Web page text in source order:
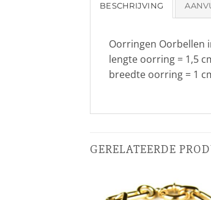
BESCHRIJVING
Oorringen Oorbellen
lengte oorring = 1,5
breedte oorring = 1
GERELATEERDE